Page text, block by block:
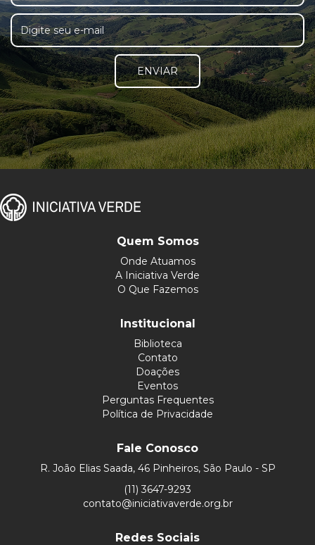
ENVIAR
Quem Somos
Onde Atuamos
A Iniciativa Verde
O Que Fazemos
Institucional
Biblioteca
Contato
Doações
Eventos
Perguntas Frequentes
Política de Privacidade
Fale Conosco
R. João Elias Saada, 46 Pinheiros, São Paulo - SP
(11) 3647-9293
contato@iniciativaverde.org.br
Redes Sociais